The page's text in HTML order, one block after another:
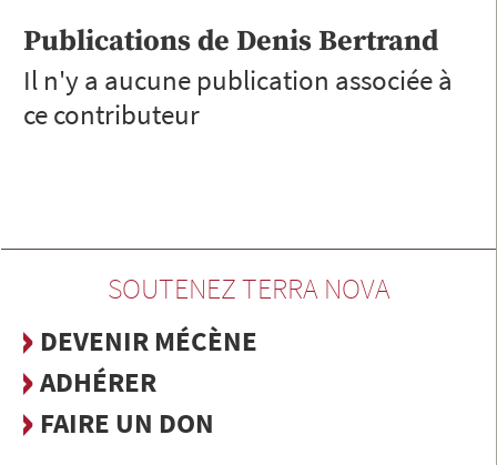
Publications de DenisBertrand
Il n'y a aucune publication associée à
ce contributeur
SOUTENEZ TERRA NOVA
DEVENIR MÉCÈNE
ADHÉRER
FAIRE UN DON